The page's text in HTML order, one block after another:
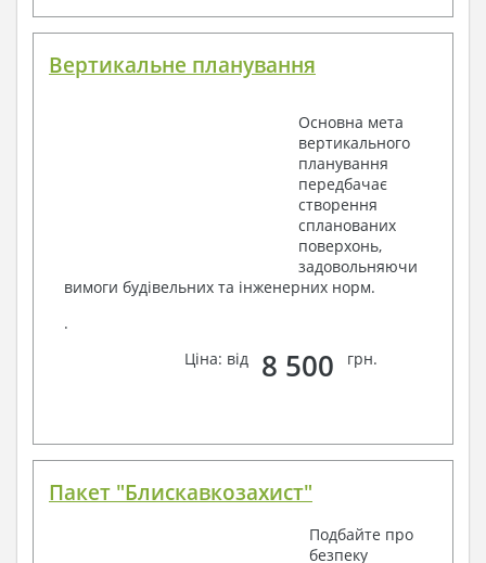
Вертикальне планування
Основна мета
вертикального
планування
передбачає
створення
спланованих
поверхонь,
задовольняючи
вимоги будівельних та інженерних норм.
.
Ціна: від
8 500 грн.
Пакет "Блискавкозахист"
Подбайте про
безпеку